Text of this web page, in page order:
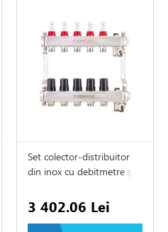
Set colector-distribuitor
din inox cu debitmetre și
3/4"M (6)
3 402.06 Lei